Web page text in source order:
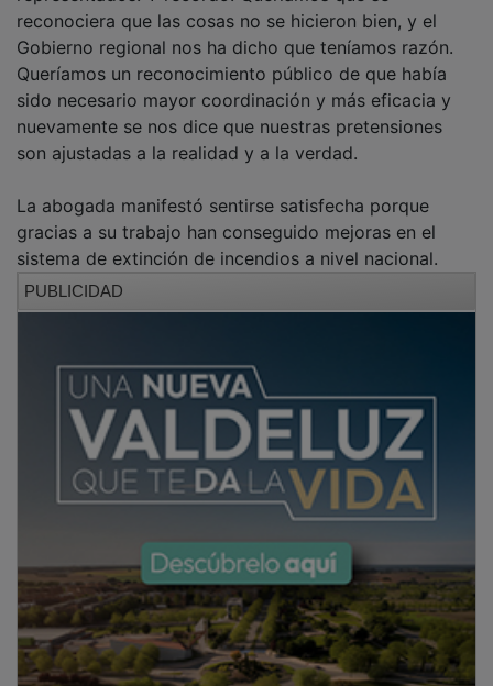
representados. Y recordó: Queríamos que se
reconociera que las cosas no se hicieron bien, y el
Gobierno regional nos ha dicho que teníamos razón.
Queríamos un reconocimiento público de que había
sido necesario mayor coordinación y más eficacia y
nuevamente se nos dice que nuestras pretensiones
son ajustadas a la realidad y a la verdad.
La abogada manifestó sentirse satisfecha porque
gracias a su trabajo han conseguido mejoras en el